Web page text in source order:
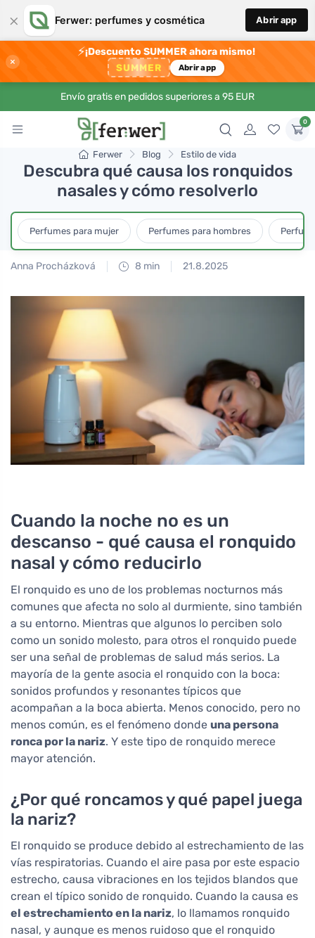
× Ferwer: perfumes y cosmética Abrir app
×
⚡¡Descuento SUMMER ahora mismo!
SUMMER Abrir app
Envío gratis en pedidos superiores a 95 EUR
0
Ferwer Blog Estilo de vida
Descubra qué causa los ronquidos
nasales y cómo resolverlo
Perfumes para mujer Perfumes para hombres
Anna Procházková 8 min 21.8.2025
Cuando la noche no es un
descanso - qué causa el ronquido
nasal y cómo reducirlo
El ronquido es uno de los problemas nocturnos más
comunes que afecta no solo al durmiente, sino también
a su entorno. Mientras que algunos lo perciben solo
como un sonido molesto, para otros el ronquido puede
ser una señal de problemas de salud más serios. La
mayoría de la gente asocia el ronquido con la boca:
sonidos profundos y resonantes típicos que
acompañan a la boca abierta. Menos conocido, pero no
menos común, es el fenómeno donde una persona
ronca por la nariz. Y este tipo de ronquido merece
mayor atención.
¿Por qué roncamos y qué papel juega
la nariz?
El ronquido se produce debido al estrechamiento de las
vías respiratorias. Cuando el aire pasa por este espacio
estrecho, causa vibraciones en los tejidos blandos que
crean el típico sonido de ronquido. Cuando la causa es
el estrechamiento en la nariz, lo llamamos ronquido
nasal, y aunque es menos ruidoso que el ronquido